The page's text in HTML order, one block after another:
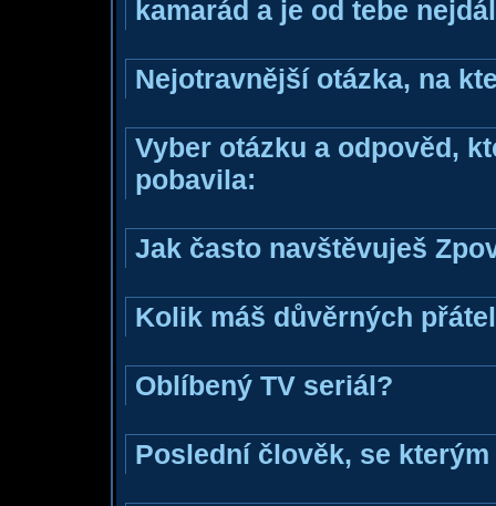
kamarád a je od tebe
Nejotravnější otázka, na
Vyber otázku a odpověd,
pobavila:
Jak často navštěvuješ
Kolik máš důvěrných
Oblíbený TV seriál?
Poslední člověk, se